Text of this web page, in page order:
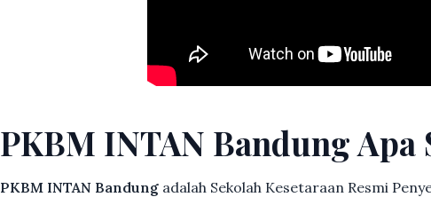
PKBM INTAN Bandung Apa
PKBM INTAN Bandung adalah Sekolah Kesetaraan Resmi